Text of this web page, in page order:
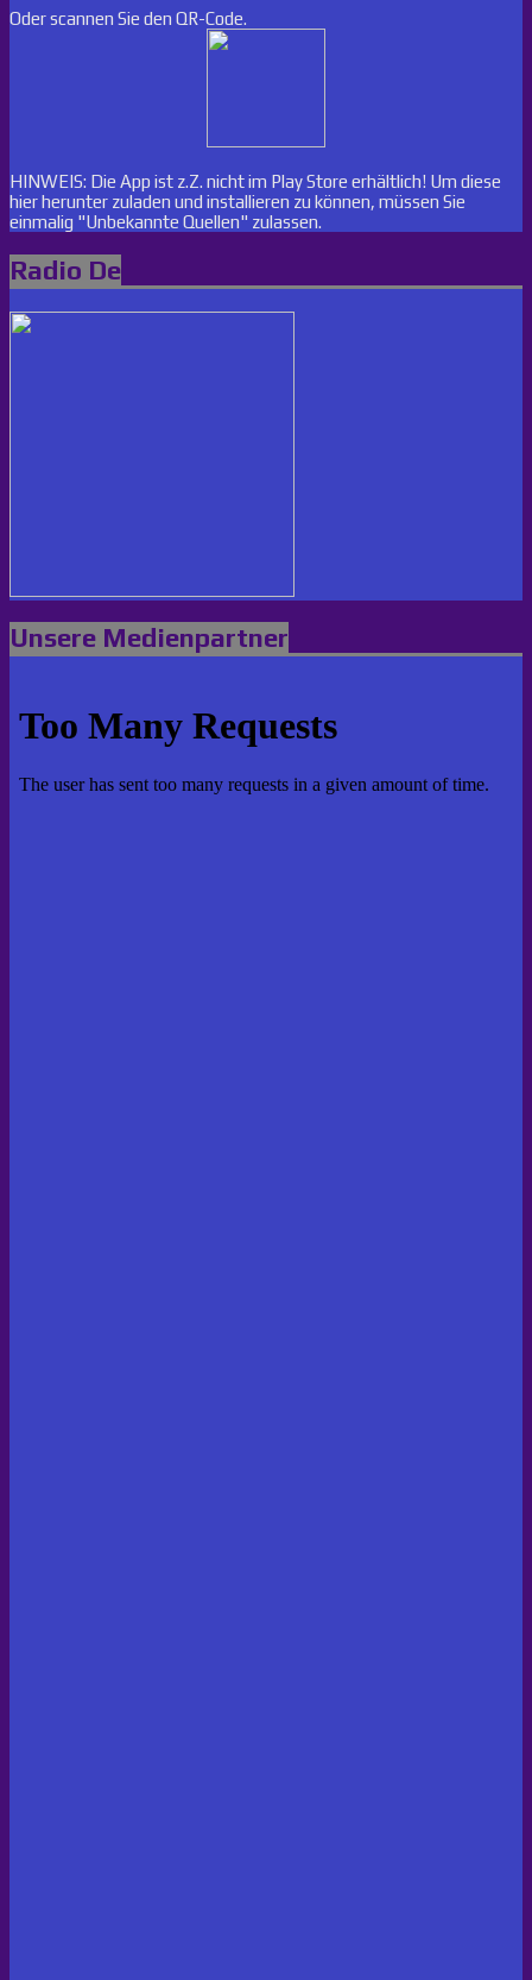
Oder scannen Sie den QR-Code.
HINWEIS: Die App ist z.Z. nicht im Play Store erhältlich! Um diese
hier herunter zuladen und installieren zu können, müssen Sie
einmalig "Unbekannte Quellen" zulassen.
Radio De
Unsere Medienpartner